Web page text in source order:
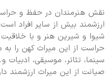
نقش هنرمندان در حفظ و
ارزشمند بیش از سایر افراد
شیوا ‌و شیرین هنر و با
حراست از این میراث کهن را به
سینما، تئاتر، موسیقی،
صیانت از این میراث ارزشمند